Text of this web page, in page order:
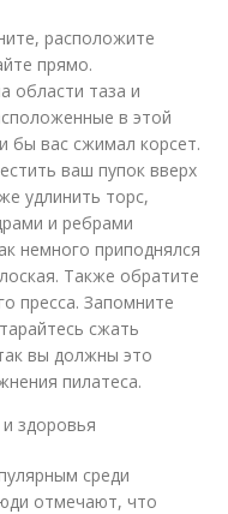
расположите
прямо.
области таза и
в этой
бы вас сжимал корсет.
ваш пупок вверх
удлинить торс,
и ребрами
немного приподнялся
Также обратите
пресса. Запомните
сжать
вы должны это
пилатеса.
здоровья
среди
отмечают, что